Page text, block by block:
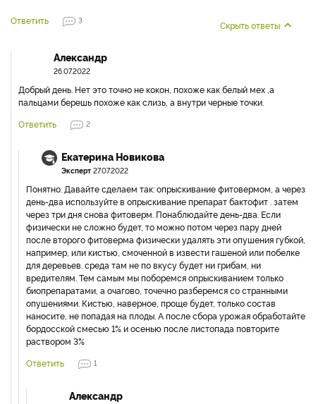
Ответить 3 Скрыть ответы
Александр
26.07.2022
Добрый день. Нет это точно не кокон, похоже как белый мех ,а
пальцами берешь похоже как слизь, а внутри черные точки.
Ответить
2
Екатерина Новикова
Эксперт 27.07.2022
Понятно. Давайте сделаем так: опрыскивание фитовермом, а через
день-два используйте в опрыскивание препарат бактофит . затем
через три дня снова фитоверм. Понаблюдайте день-два. Если
физически не сложно будет, то можно потом через пару дней
после второго фитоверма физически удалять эти опушения губкой,
например, или кистью, смоченной в извести гашеной или побелке
для деревьев. среда там не по вкусу будет ни грибам, ни
вредителям. Тем самым мы поборемся опрыскиванием только
биопрепаратами, а очагово, точечно разберемся со странными
опушениями. Кистью, наверное, проще будет, только состав
наносите, не попадая на плоды. А после сбора урожая обработайте
бордосской смесью 1% и осенью после листопада повторите
раствором 3%
Ответить
1
Александр